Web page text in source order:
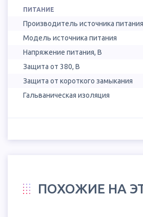
ПИТАНИЕ
Производитель источника питания
Модель источника питания
Напряжение питания, В
Защита от 380, В
Защита от короткого замыкания
Гальваническая изоляция
ПОХОЖИЕ НА